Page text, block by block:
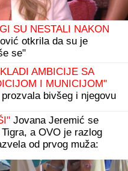
SU NESTALI NAKON
otkrila da su je
se"
AMBICIJE SA
I MUNICIJOM"
bivšeg i njegovu
je istina"
Jovana Jeremić se
a OVO je razlog
od prvog muža: